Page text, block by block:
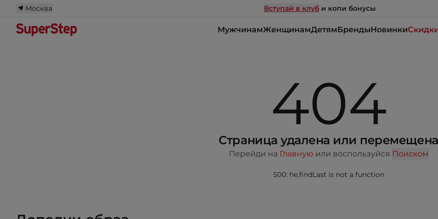
Москва Вступай в клуб и копи бонусы
МужчинамЖенщинамДетямБрендыНовинки
404
Страница удалена или перемещена
Перейди на Главную или воспользуйся Поиском
500: he.findLast is not a function